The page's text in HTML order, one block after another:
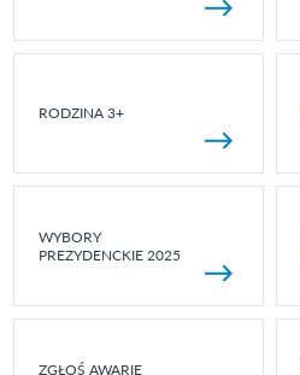
RODZINA 3+
WYBORY
PREZYDENCKIE 2025
ZGŁOŚ AWARIĘ